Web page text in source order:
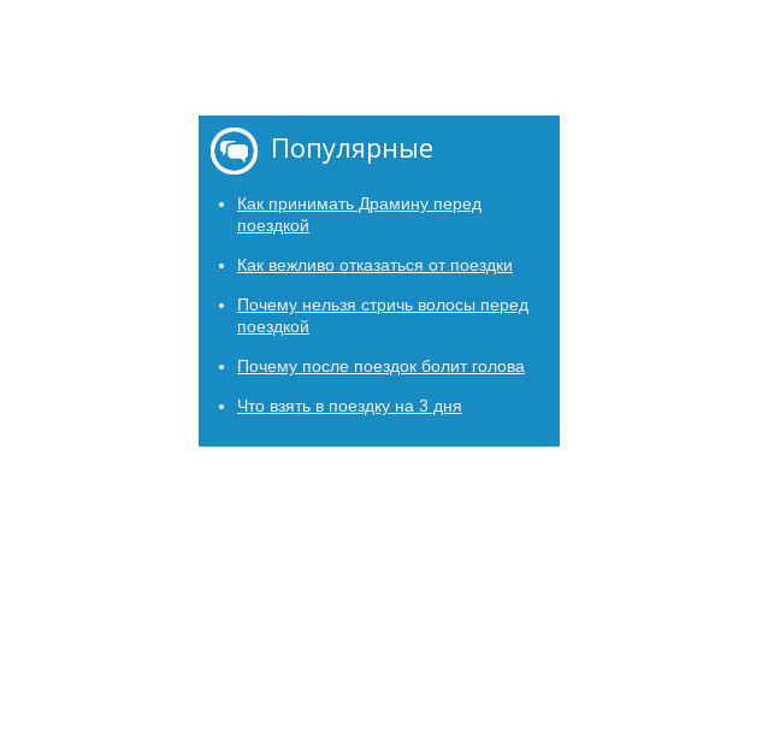
Популярные
Как принимать Драмину перед
поездкой
Как вежливо отказаться от поездки
Почему нельзя стричь волосы перед
поездкой
Почему после поездок болит голова
Что взять в поездку на 3 дня